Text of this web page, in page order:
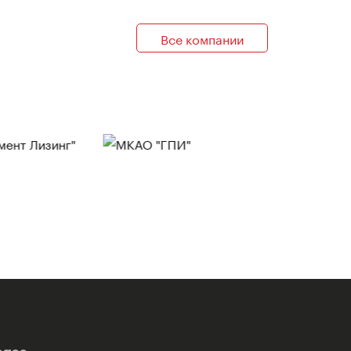
Все компании